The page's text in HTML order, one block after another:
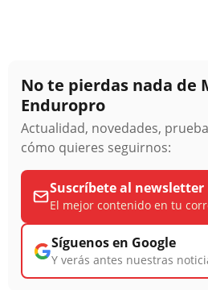
No te pierdas nada de
Enduropro
Actualidad, novedades,
cómo quieres seguirnos:
Suscríbete al newsletter
El mejor contenido en tu
Síguenos en Google
Y verás antes nuestras